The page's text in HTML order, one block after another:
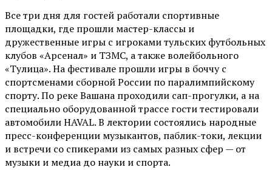
Все три дня для гостей работали спортивные
площадки, где прошли мастер-классы и
дружественные игры с игроками тульских футбольных
клубов «Арсенал» и ТЗМС, а также волейбольного
«Тулица». На фестивале прошли игры в боччу с
спортсменами сборной России по паралимпийскому
спорту. По реке Вашана проходили сап-прогулки, а на
специально оборудованной трассе гости тестировали
автомобили HAVAL. В лектории состоялись народные
пресс-конференции музыкантов, паблик-токи, лекции
и встречи со спикерами из самых разных сфер — от
музыки и медиа до науки и спорта.